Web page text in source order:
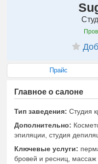
Прайс
Главное о салоне
Тип заведения: Студия
Дополнительно:
эпиляции, студия
Ключевые услуги:
бровей и ресниц, массаж